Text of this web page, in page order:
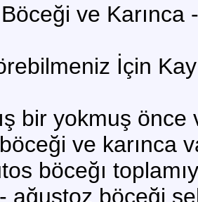
ve Karınca
İçin
bir yokmuş
ve karınca
böceğı
ağustoz böceği